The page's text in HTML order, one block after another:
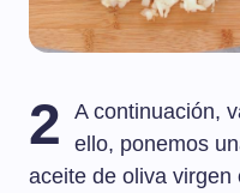
2
A continuación,
ello, ponemos
aceite de oliva